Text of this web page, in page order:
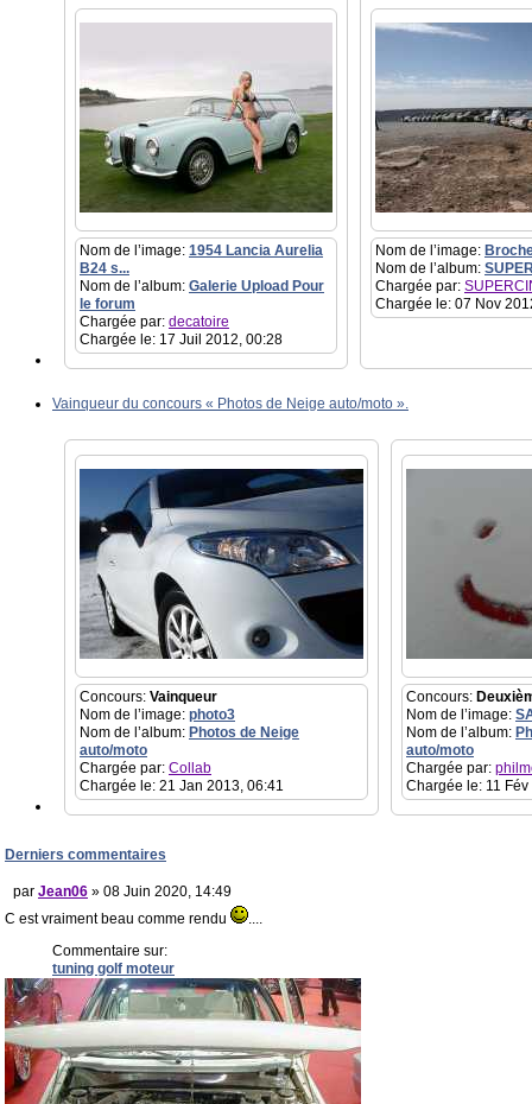
Nom de l’image: 1954 Lancia Aurelia
B24 s...
Nom de l’album: Galerie Upload Pour
le forum
Chargée par: decatoire
Chargée le: 17 Juil 2012, 00:28
Nom de l’image:
Nom de l’album:
Chargée par:
Chargée le: 07 Nov
Vainqueur du concours « Photos de Neige auto/moto ».
Concours: Vainqueur
Nom de l’image: photo3
Nom de l’album: Photos de Neige
auto/moto
Chargée par: Collab
Chargée le: 21 Jan 2013, 06:41
Concours:
Nom de l’image:
Nom de l’album:
auto/moto
Chargée par:
Chargée le: 11
Derniers commentaires
par Jean06 » 08 Juin 2020, 14:49
C est vraiment beau comme rendu
....
Commentaire sur:
tuning golf moteur